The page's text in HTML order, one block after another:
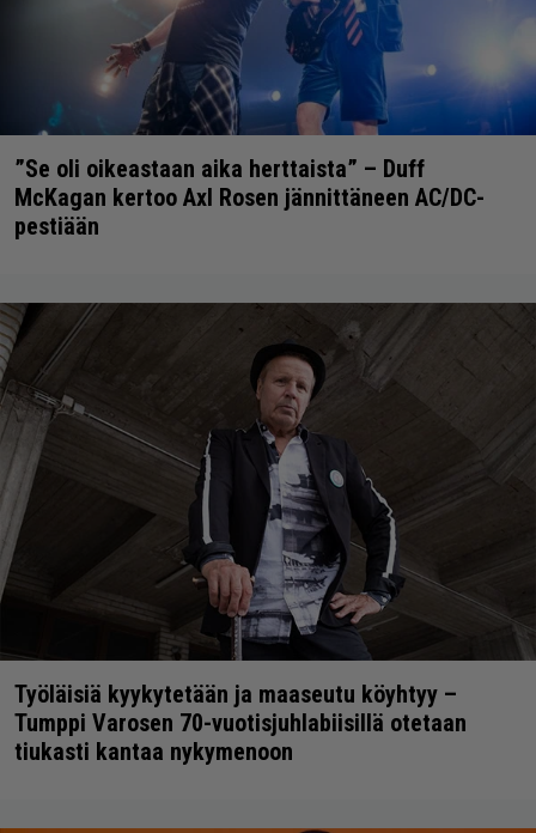
”Se oli oikeastaan aika herttaista” – Duff
McKagan kertoo Axl Rosen jännittäneen AC/DC-
pestiään
Työläisiä kyykytetään ja maaseutu köyhtyy –
Tumppi Varosen 70-vuotisjuhlabiisillä otetaan
tiukasti kantaa nykymenoon